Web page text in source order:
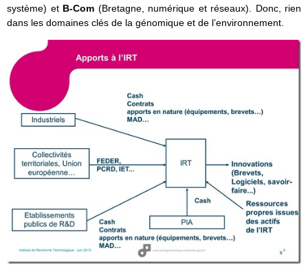
système) et B-Com (Bretagne, numérique et réseaux). Donc, rien
dans les domaines clés de la génomique et de l’environnement.